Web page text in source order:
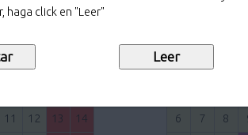
haga click en "Leer"
J V
11 12 13 14
L
6 7 8